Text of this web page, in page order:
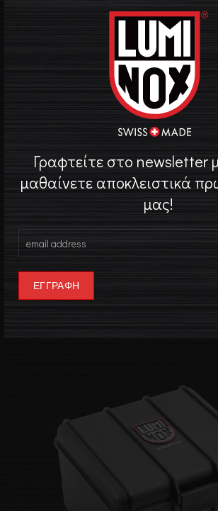
Γραφτείτε στο newsletter
μαθαίνετε αποκλειστικά
μας!
Λουρί / Μπρασελέ
Πάχος Κάσας
Βάρος
Κουτί Ρολογιού